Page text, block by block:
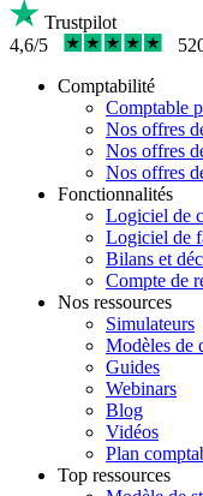
Trustpilot
4,6/5
Comptabilité
Comptable
Nos offres
Nos offres
Nos offres
Fonctionnalités
Logiciel de
Logiciel de
Bilans et
Compte de
Nos ressources
Simulateurs
Modèles de
Guides
Webinars
Blog
Vidéos
Plan
Top ressources